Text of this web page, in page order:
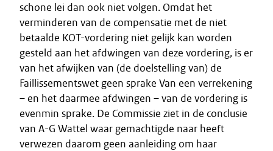
schone lei dan ook niet volgen. Omdat het
verminderen van de compensatie met de niet
betaalde KOT-vordering niet gelijk kan worden
gesteld aan het afdwingen van deze vordering, is er
van het afwijken van (de doelstelling van) de
Faillissementswet geen sprake Van een verrekening
– en het daarmee afdwingen – van de vordering is
evenmin sprake. De Commissie ziet in de conclusie
van A-G Wattel waar gemachtigde naar heeft
verwezen daarom geen aanleiding om haar